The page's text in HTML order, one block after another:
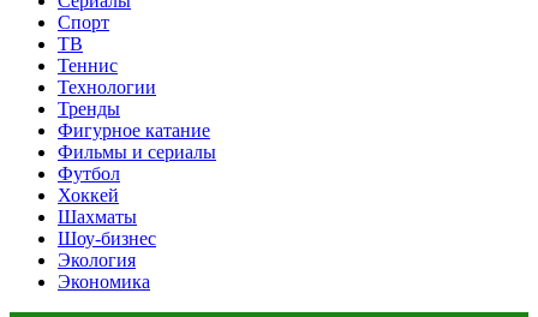
Спорт
ТВ
Теннис
Технологии
Тренды
Фигурное катание
Фильмы и сериалы
Футбол
Хоккей
Шахматы
Шоу-бизнес
Экология
Экономика